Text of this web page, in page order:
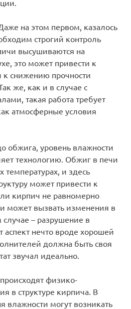
на этом первом, казалось
строгий контроль
высушиваются на
это может привести к
к снижению прочности
же, как и в случае с
такая работа требует
атмосферные условия
обжига, уровень влажности
технологию. Обжиг в печи
температурах, и здесь
может привести к
кирпич не равномерно
может вызвать изменения в
случае – разрушение в
аспект нечто вроде хорошей
должна быть своя
звучал идеально.
физико-
в структуре кирпича. В
влажности могут возникать